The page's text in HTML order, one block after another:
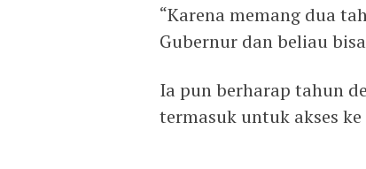
“Karena memang dua
Gubernur dan beliau
Ia pun berharap tahun
termasuk untuk akses